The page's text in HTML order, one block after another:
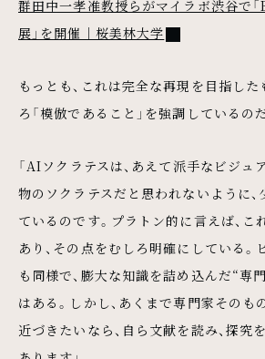
群田中一孝准教授らがマイラボ渋谷で
展」を開催｜桜美林大学
もっとも、これは完全な再現を目指した
ろ「模倣であること」を強調しているの
「AIソクラテスは、あえて派手なビジュ
物のソクラテスだと思われないように、
ているのです。プラトン的に言えば、こ
あり、その点をむしろ明確にしている。
も同様で、膨大な知識を詰め込んだ“専
はある。しかし、あくまで専門家そのも
近づきたいなら、自ら文献を読み、探究